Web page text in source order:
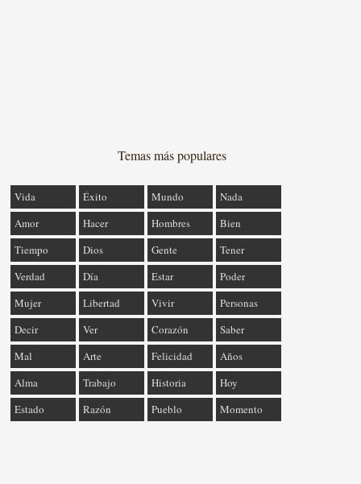
Temas más populares
Vida Éxito Mundo
Nada
Amor
Hacer Hombres
Bien
Tiempo
Dios Gente
Tener
Verdad
Día Estar
Poder
Mujer
Libertad Vivir
Personas
Decir
Ver Corazón
Saber
Mal
Arte Felicidad
Años
Alma
Trabajo Historia
Hoy
Estado
Razón Pueblo Momento